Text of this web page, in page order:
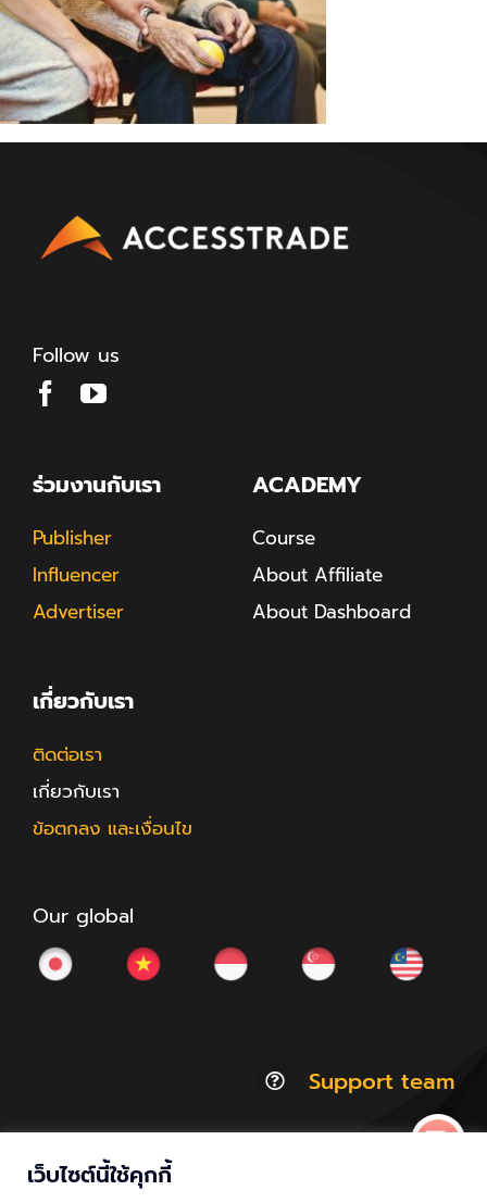
Follow us
ร่วมงานกับเรา
Publisher
Influencer
Advertiser
ACADEMY
Course
About Affiliate
About Dashboard
เกี่ยวกับเรา
ติดต่อเรา
เกี่ยวกับเรา
ข้อตกลง และเงื่อนไข
Our global
Support team
เว็บไซต์นี้ใช้คุกกี้